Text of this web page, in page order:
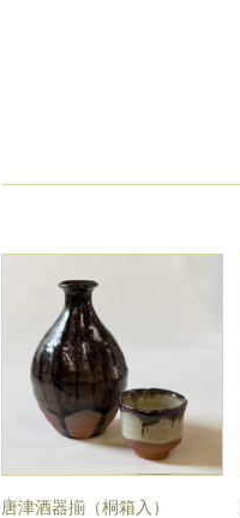
唐津酒器揃（桐箱入）